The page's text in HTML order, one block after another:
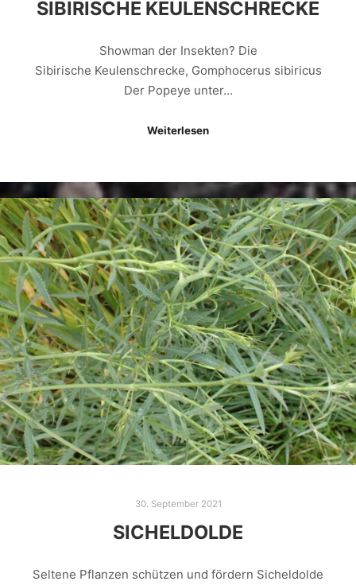
SIBIRISCHE KEULENSCHRECKE
Showman der Insekten? Die
Sibirische Keulenschrecke, Gomphocerus sibiricus
Der Popeye unter…
Weiterlesen
30. September 2021
SICHELDOLDE
Seltene Pflanzen schützen und fördern Sicheldolde